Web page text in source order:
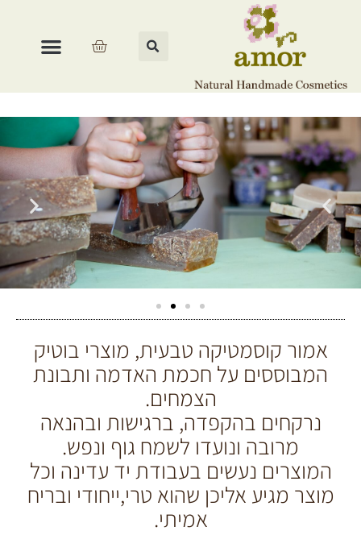
אמור קוסמטיקה טבעית, מוצרי בוטיק
המבוססים על חכמת האדמה ותבונת
הצמחים.
נרקחים בהקפדה, ברגישות ובהנאה
מרובה ונועדו לשמח גוף ונפש.
המוצרים נעשים בעבודת יד עדינה וכל
מוצר מגיע אליכן שהוא טרי,ייחודי ובריח
אמיתי.